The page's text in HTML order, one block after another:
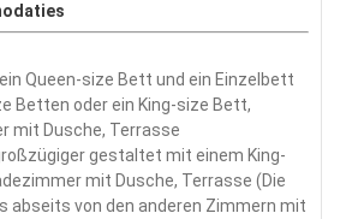
Queen-size Bett und ein Einzelbett
Betten oder ein King-size Bett,
mit Dusche, Terrasse
gestaltet mit einem King-
mit Dusche, Terrasse (Die
abseits von den anderen Zimmern mit